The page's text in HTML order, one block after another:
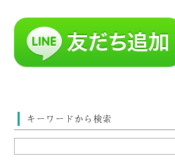
キーワードから検索